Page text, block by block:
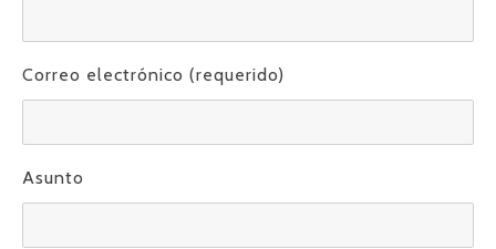
Correo electrónico (requerido)
Asunto